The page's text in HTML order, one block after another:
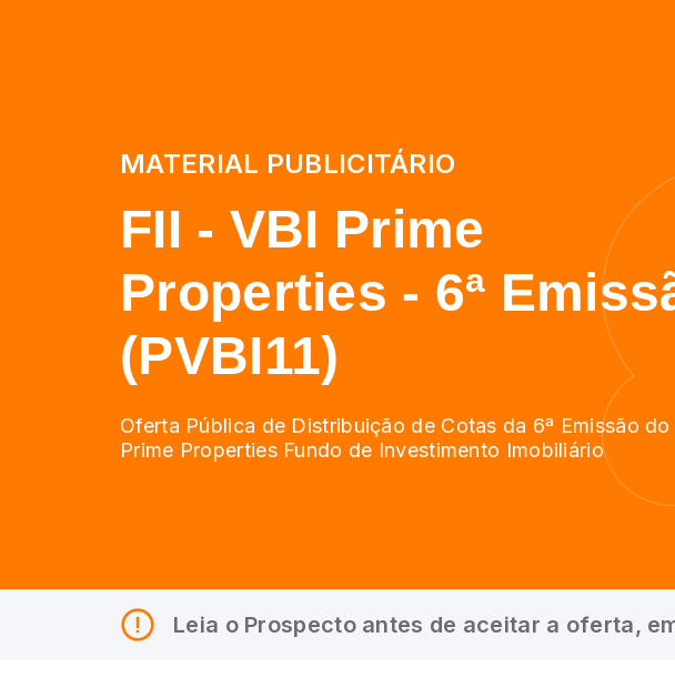
MATERIAL PUBLICITÁRIO
FII - VBI Prime
Properties - 6ª
(PVBI11)
Oferta Pública de Distribuição de Cotas da 6ª Emissão do
Prime Properties Fundo de Investimento Imobiliário
Leia o Prospecto antes de aceitar a oferta,